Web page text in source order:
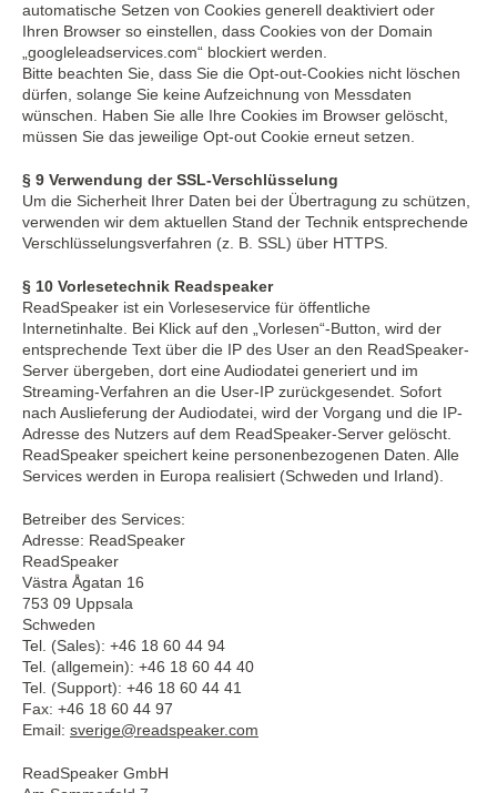
automatische Setzen von Cookies generell deaktiviert oder
Ihren Browser so einstellen, dass Cookies von der Domain
„googleleadservices.com“ blockiert werden.
Bitte beachten Sie, dass Sie die Opt-out-Cookies nicht löschen
dürfen, solange Sie keine Aufzeichnung von Messdaten
wünschen. Haben Sie alle Ihre Cookies im Browser gelöscht,
müssen Sie das jeweilige Opt-out Cookie erneut setzen.
§ 9 Verwendung der SSL-Verschlüsselung
Um die Sicherheit Ihrer Daten bei der Übertragung zu schützen,
verwenden wir dem aktuellen Stand der Technik entsprechende
Verschlüsselungsverfahren (z. B. SSL) über HTTPS.
§ 10 Vorlesetechnik Readspeaker
ReadSpeaker ist ein Vorleseservice für öffentliche
Internetinhalte. Bei Klick auf den „Vorlesen“-Button, wird der
entsprechende Text über die IP des User an den ReadSpeaker-
Server übergeben, dort eine Audiodatei generiert und im
Streaming-Verfahren an die User-IP zurückgesendet. Sofort
nach Auslieferung der Audiodatei, wird der Vorgang und die IP-
Adresse des Nutzers auf dem ReadSpeaker-Server gelöscht.
ReadSpeaker speichert keine personenbezogenen Daten. Alle
Services werden in Europa realisiert (Schweden und Irland).
Betreiber des Services:
Adresse: ReadSpeaker
ReadSpeaker
Västra Ågatan 16
753 09 Uppsala
Schweden
Tel. (Sales): +46 18 60 44 94
Tel. (allgemein): +46 18 60 44 40
Tel. (Support): +46 18 60 44 41
Fax: +46 18 60 44 97
Email: sverige@readspeaker.com
ReadSpeaker GmbH